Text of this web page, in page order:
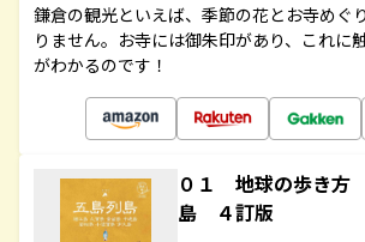
鎌倉の観光といえば、季節の花とお寺めぐ
りません。お寺には御朱印があり、これに
がわかるのです！
０１ 地球の歩き
島 ４訂版